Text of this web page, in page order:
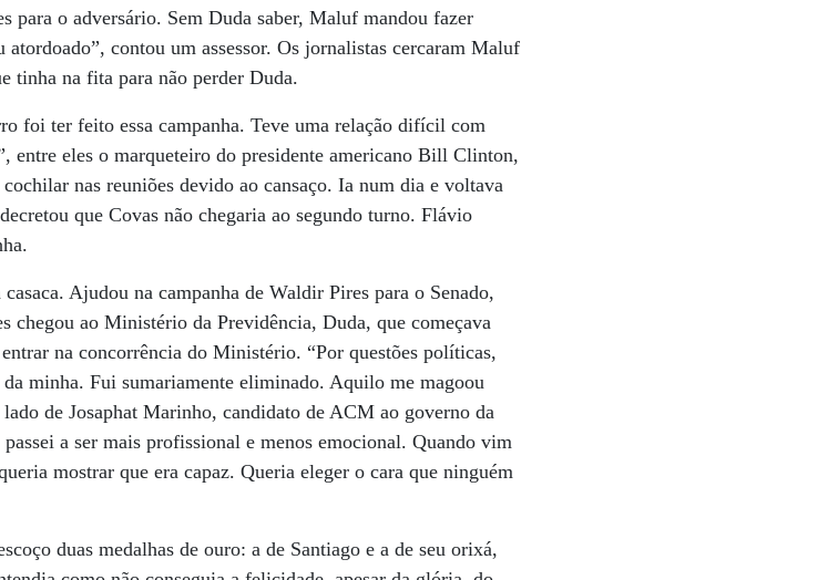
para o adversário. Sem Duda saber, Maluf mandou fazer
contou um assessor. Os jornalistas cercaram Maluf
tinha na fita para não perder Duda.
foi ter feito essa campanha. Teve uma relação difícil com
entre eles o marqueteiro do presidente americano Bill Clinton,
nas reuniões devido ao cansaço. Ia num dia e voltava
que Covas não chegaria ao segundo turno. Flávio
Ajudou na campanha de Waldir Pires para o Senado,
chegou ao Ministério da Previdência, Duda, que começava
na concorrência do Ministério. “Por questões políticas,
minha. Fui sumariamente eliminado. Aquilo me magoou
de Josaphat Marinho, candidato de ACM ao governo da
a ser mais profissional e menos emocional. Quando vim
mostrar que era capaz. Queria eleger o cara que ninguém
duas medalhas de ouro: a de Santiago e a de seu orixá,